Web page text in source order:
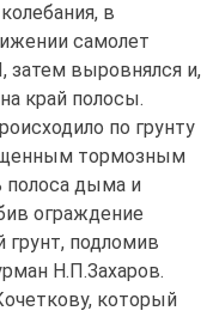
в
самолет
затем выровнялся и,
край полосы.
по грунту
тормозным
полоса дыма и
ограждение
грунт, подломив
Н.П.Захаров.
который